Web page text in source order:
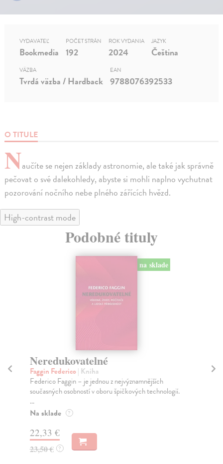
O TITULE
Naučíte se nejen základy astronomie, ale také jak správně
pečovat o své dalekohledy, abyste si mohli naplno vychutnat
pozorování nočního nebe plného zářících hvězd.
VYDAVATEĽ
Bookmedia
POČET STRÁN
192
ROK VYDANIA
2024
JAZYK
Čeština
VÄZBA
Tvrdá väzba / Hardback
EAN
9788076392533
High-contrast mode
Podobné tituly
na sklade
Neredukovatelné
Faggin Federico| Kniha
Federico Faggin – je jednou z nejvýznamnějších
současných osobností v oboru špičkových technologií.
...
Na sklade ?
22,33 €
23,50 € ?